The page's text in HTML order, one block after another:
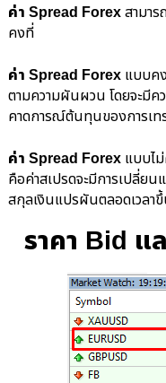
ค่า Spread Forexสามา
คงที่
ค่า Spread Forex แบบค
ตามความผันผวน โดยจะมีค
คาดการณ์ต้นทุนของการเท
ค่า Spread Forex แบบไ
คือค่าสเปรดจะมีการเปลี่ยน
สกุลเงินแปรผันตลอดเวล
ราคา Bid แ